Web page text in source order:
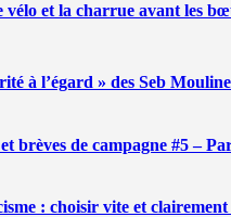
vélo et la charrue avant les
à l’égard » des Seb
brèves de campagne #5 –
: choisir vite et clairement